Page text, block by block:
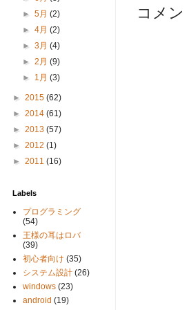
コメン
►5月(2)
►4月(2)
►3月(4)
►2月(9)
► 1月(3)
► 2015 (62)
► 2014 (61)
► 2013 (57)
► 2012 (1)
► 2011 (16)
Labels
プログラミング
(54)
王様の耳はロバ
(39)
初心者向け (35)
システム設計 (26)
windows (23)
android (19)